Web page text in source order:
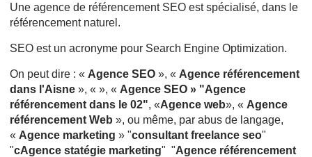
Une agence de référencement SEO est spécialisé, dans le
référencement naturel.
SEO est un acronyme pour Search Engine Optimization.
On peut dire : « Agence SEO », « Agence référencement
dans l'Aisne», « », « Agence SEO » "Agence
référencement dans le 02", «Agence web», « Agence
référencement Web », ou même, par abus de langage,
« Agence marketing » "consultant freelance seo"
"cAgence statégie marketing" "Agence référencement